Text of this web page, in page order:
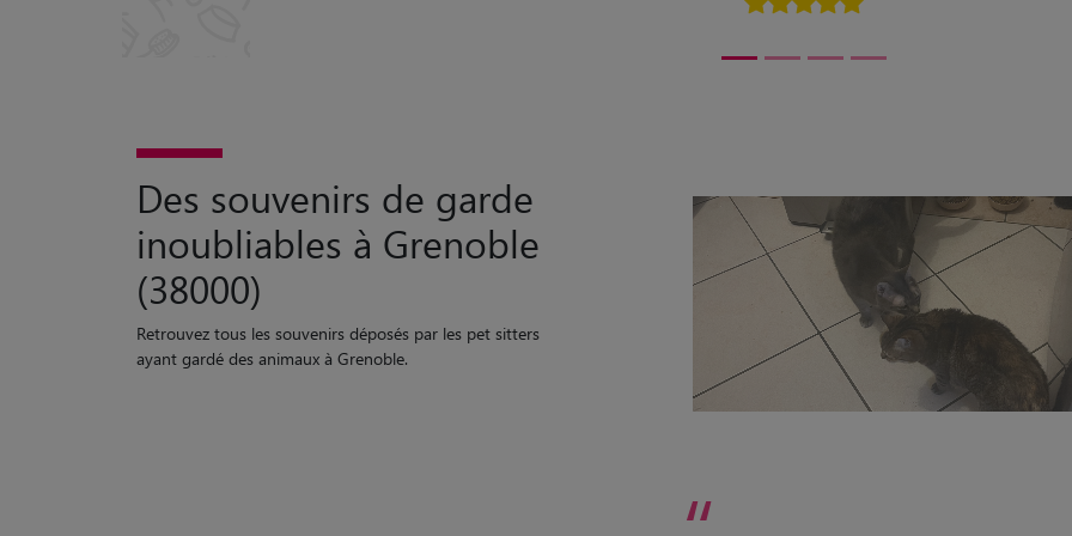
Des souvenirs de garde
inoubliables à Grenoble
(38000)
Retrouvez tous les souvenirs déposés par les pet sitters
ayant gardé des animaux à Grenoble.
“
Pendant les vacances de leur Maman j’ai rendu visite à